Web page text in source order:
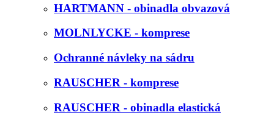
HARTMANN - obinadla obvazová
MOLNLYCKE - komprese
Ochranné návleky na sádru
RAUSCHER - komprese
RAUSCHER - obinadla elastická